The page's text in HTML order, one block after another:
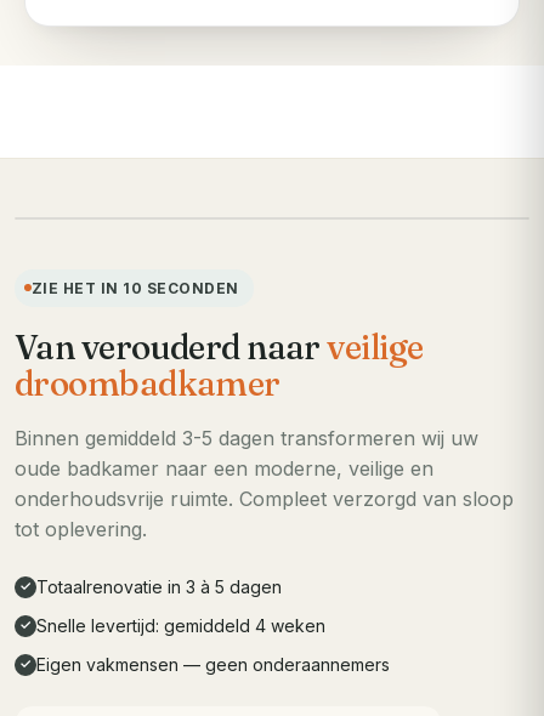
ZIE HET IN 10 SECONDEN
Van verouderd naarveilige
droombadkamer
Binnen gemiddeld 3-5 dagen transformeren wij uw
oude badkamer naar een moderne, veilige en
onderhoudsvrije ruimte. Compleet verzorgd van sloop
tot oplevering.
✓ Totaalrenovatie in 3 à 5 dagen
✓ Snelle levertijd: gemiddeld 4 weken
✓ Eigen vakmensen — geen onderaannemers